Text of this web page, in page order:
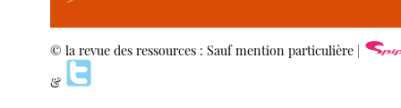
© la revue des ressources : Sauf mention particulière |
&